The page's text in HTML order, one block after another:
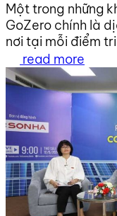
Một trong những
GoZero chính là
nơi tại mỗi điểm
read more